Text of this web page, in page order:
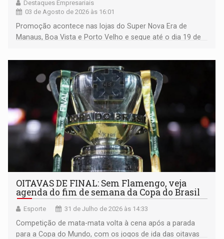
Destaques Empresariais
03 de Agosto de 2026 às 16:01
Promoção acontece nas lojas do Super Nova Era de
Manaus, Boa Vista e Porto Velho e segue até o dia 19 de
OITAVAS DE FINAL: Sem Flamengo, veja
agenda do fim de semana da Copa do Brasil
Esporte 31 de Julho de 2026 às 14:33
Competição de mata-mata volta à cena após a parada
para a Copa do Mundo, com os jogos de ida das oitavas